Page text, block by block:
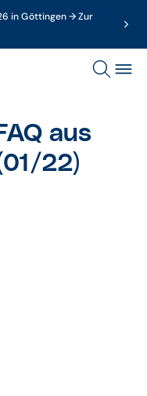
in Göttingen → Zur
aus
22)